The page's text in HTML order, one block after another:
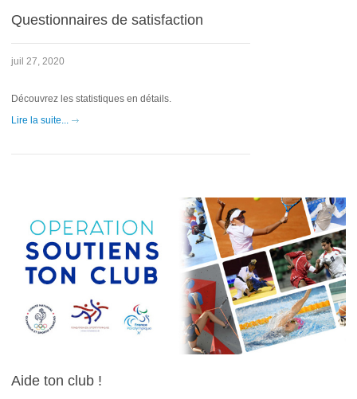
Questionnaires de satisfaction
juil 27, 2020
Découvrez les statistiques en détails.
Lire la suite...
Aide ton club !